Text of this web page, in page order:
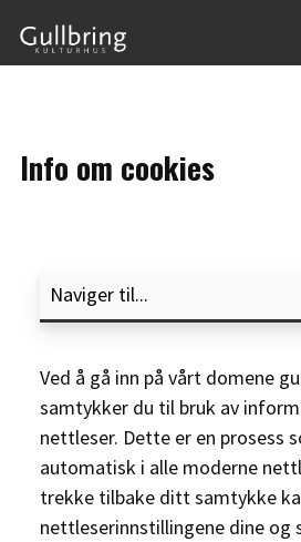
Info om cookies
Ved å gå inn på vårt domene
samtykker du til bruk av
nettleser. Dette er en prosess
automatisk i alle moderne
trekke tilbake ditt samtykke
nettleserinnstillingene dine og